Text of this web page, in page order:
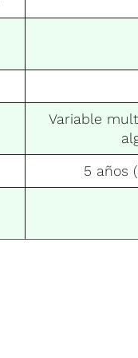
Variable
5 años